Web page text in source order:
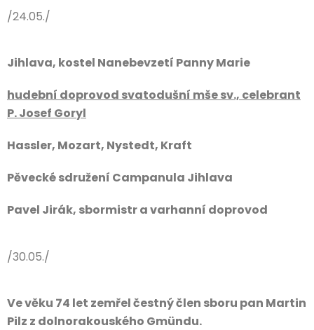
/24.05./
Jihlava, kostel Nanebevzetí Panny Marie
hudební doprovod svatodušní mše sv., celebrant
P. Josef Goryl
Hassler, Mozart, Nystedt, Kraft
Pěvecké sdružení Campanula Jihlava
Pavel Jirák, sbormistr a varhanní doprovod
/30.05./
Ve věku 74 let zemřel čestný člen sboru pan Martin
Pilz z dolnorakouského Gmündu.